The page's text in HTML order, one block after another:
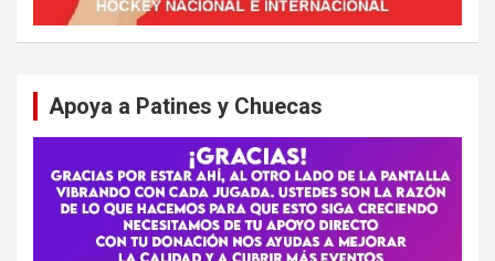
Apoya a Patines y Chuecas